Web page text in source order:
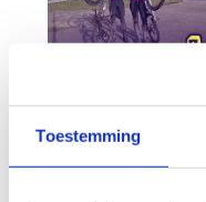
Toestemming